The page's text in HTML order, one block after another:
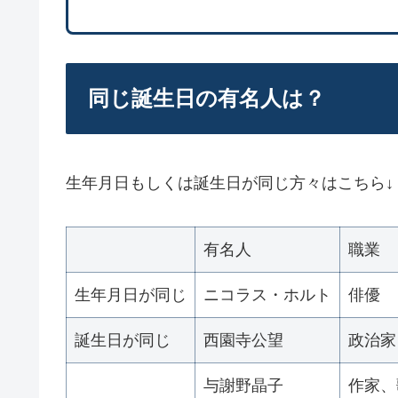
同じ誕生日の有名人は？
生年月日もしくは誕生日が同じ方々はこちら↓
有名人 職業
生年月日が同じ ニコラス・ホルト 俳優
誕生日が同じ 西園寺公望 政治家
与謝野晶子 作家